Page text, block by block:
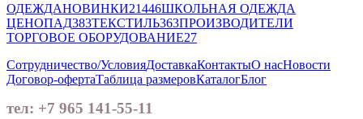
ОДЕЖДАНОВИНКИ21446ШКОЛЬНАЯ ОДЕЖДА
ЦЕНОПАД383ТЕКСТИЛЬ363ПРОИЗВОДИТЕЛИ
ТОРГОВОЕ ОБОРУДОВАНИЕ27
Сотрудничество/УсловияДоставкаКонтактыО насНовости
Договор-офертаТаблица размеровКаталогБлог
тел: +7 965 141-55-11